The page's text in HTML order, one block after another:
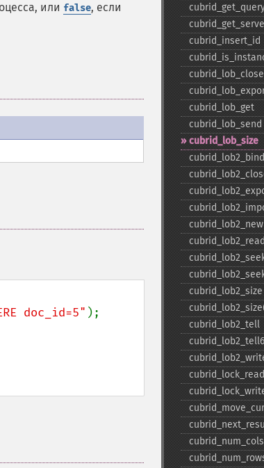
или false, если
doc_id=5" );
cubrid_​insert_​id
cubrid_​lob_​close
cubrid_​lob_​get
cubrid_​lob_​send
cubrid_​lob_​size
cubrid_​lob2_​bind
cubrid_​lob2_​new
cubrid_​lob2_​read
cubrid_​lob2_​size
cubrid_​lob2_​tell
cubrid_​lock_​read
cubrid_​num_​cols